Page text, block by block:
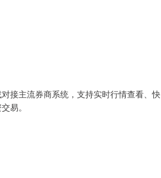
接主流券商系统，支持实时行情查看、快
易。